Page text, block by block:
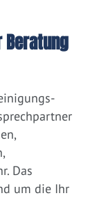
Das
um die Ihr